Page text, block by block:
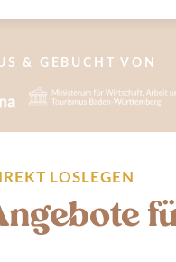
& GEBUCHT VON
LOSLEGEN